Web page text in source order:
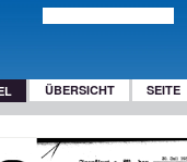
ÜBERSICHT SEITE